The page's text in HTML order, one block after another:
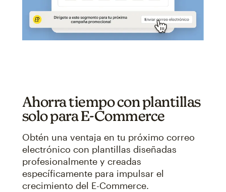
Ahorra tiempo con plantillas
solo para E-Commerce
Obtén una ventaja en tu próximo correo
electrónico con plantillas diseñadas
profesionalmente y creadas
específicamente para impulsar el
crecimiento del E-Commerce.